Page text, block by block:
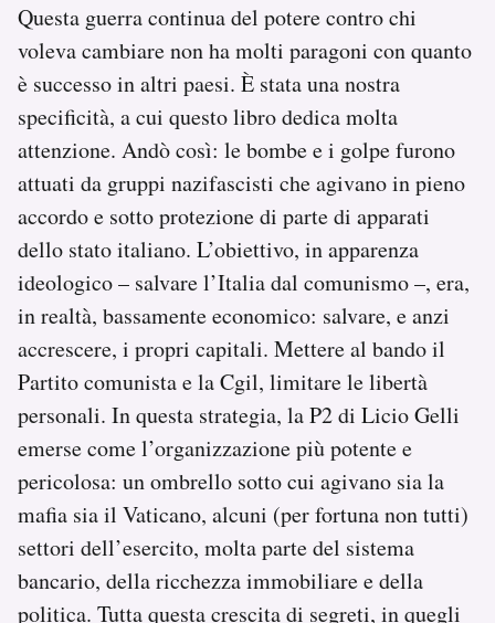
Questa guerra continua del potere contro chi
voleva cambiare non ha molti paragoni con quanto
è successo in altri paesi. È stata una nostra
specificità, a cui questo libro dedica molta
attenzione. Andò così: le bombe e i golpe furono
attuati da gruppi nazifascisti che agivano in pieno
accordo e sotto protezione di parte di apparati
dello stato italiano. L’obiettivo, in apparenza
ideologico – salvare l’Italia dal comunismo –, era,
in realtà, bassamente economico: salvare, e anzi
accrescere, i propri capitali. Mettere al bando il
Partito comunista e la Cgil, limitare le libertà
personali. In questa strategia, la P2 di Licio Gelli
emerse come l’organizzazione più potente e
pericolosa: un ombrello sotto cui agivano sia la
mafia sia il Vaticano, alcuni (per fortuna non tutti)
settori dell’esercito, molta parte del sistema
bancario, della ricchezza immobiliare e della
politica. Tutta questa crescita di segreti, in quegli